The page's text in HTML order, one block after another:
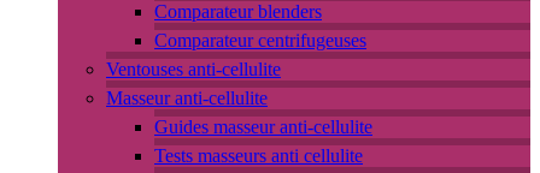
Comparateur blenders
Comparateur centrifugeuses
Ventouses anti-cellulite
Masseur anti-cellulite
Guides masseur anti-cellulite
Tests masseurs anti cellulite